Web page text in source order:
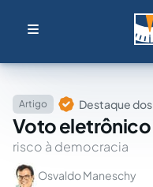
Artigo Destaque
Voto eletrônico
risco à democracia
Osvaldo Maneschy